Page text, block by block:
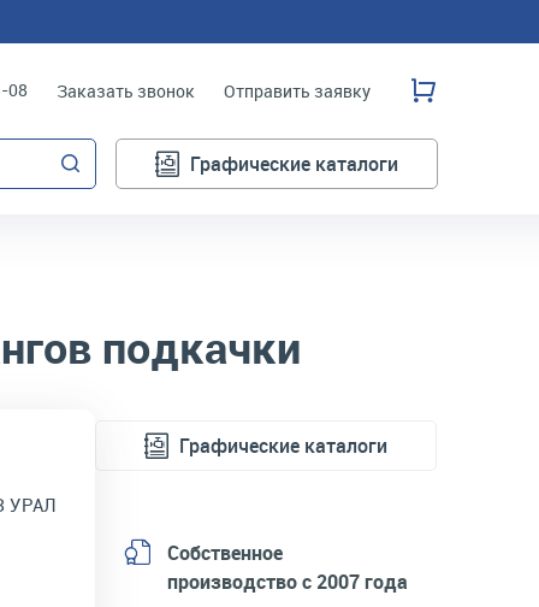
08 Заказать звонок Отправить заявку
Графические каталоги
подкачки
УРАЛ
Графические каталоги
Собственное
производство с 2007 года